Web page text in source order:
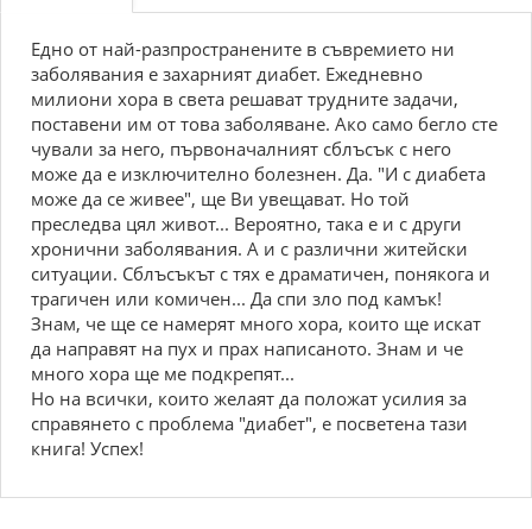
Едно от най-разпространените в съвремието ни
заболявания е захарният диабет. Ежедневно
милиони хора в света решават трудните задачи,
поставени им от това заболяване. Ако само бегло сте
чували за него, първоначалният сблъсък с него
може да е изключително болезнен. Да. "И с диабета
може да се живее", ще Ви увещават. Но той
преследва цял живот... Вероятно, така е и с други
хронични заболявания. А и с различни житейски
ситуации. Сблъсъкът с тях е драматичен, понякога и
трагичен или комичен... Да спи зло под камък!
Знам, че ще се намерят много хора, които ще искат
да направят на пух и прах написаното. Знам и че
много хора ще ме подкрепят...
Но на всички, които желаят да положат усилия за
справянето с проблема "диабет", е посветена тази
книга! Успех!